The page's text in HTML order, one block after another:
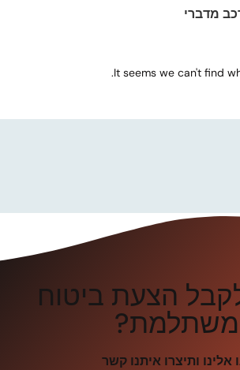
מדברי
It seems we can't find
הצעת ביטוח
משתלמת?
אלינו ותיצרו איתנו קשר